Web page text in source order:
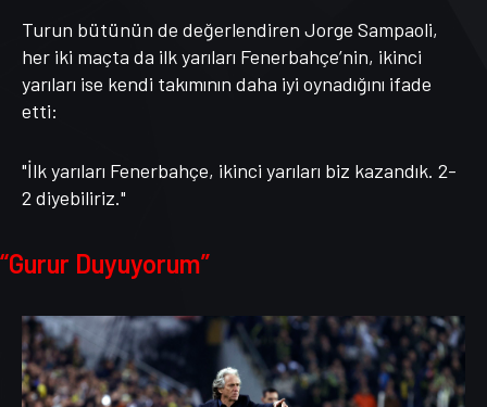
Turun bütünün de değerlendiren Jorge Sampaoli,
her iki maçta da ilk yarıları Fenerbahçe’nin, ikinci
yarıları ise kendi takımının daha iyi oynadığını ifade
etti:
"İlk yarıları Fenerbahçe, ikinci yarıları biz kazandık. 2-
2 diyebiliriz."
“Gurur Duyuyorum”